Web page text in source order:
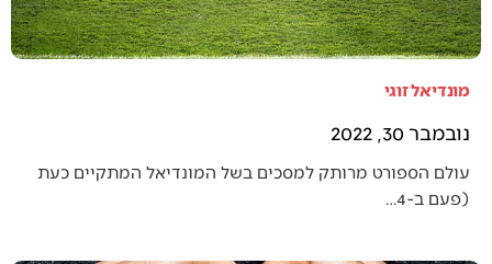
מונדיאל זוגי
נובמבר 30, 2022
עולם הספורט מרותק למסכים בשל המונדיאל המתקיים כעת
(פעם ב-4…